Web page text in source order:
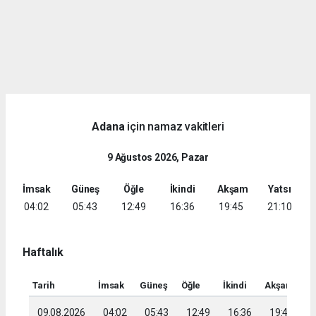
Adana için namaz vakitleri
9 Ağustos 2026, Pazar
İmsak
04:02
Güneş
05:43
Öğle
12:49
İkindi
16:36
Akşam
19:45
Yatsı
21:10
Haftalık
Tarih İmsak Güneş Öğle İkindi Akşam
09.08.2026 04:02 05:43 12:49 16:36 19:45